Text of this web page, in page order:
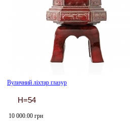
Вуличний ліхтар глазур
H=54
10 000.00 грн